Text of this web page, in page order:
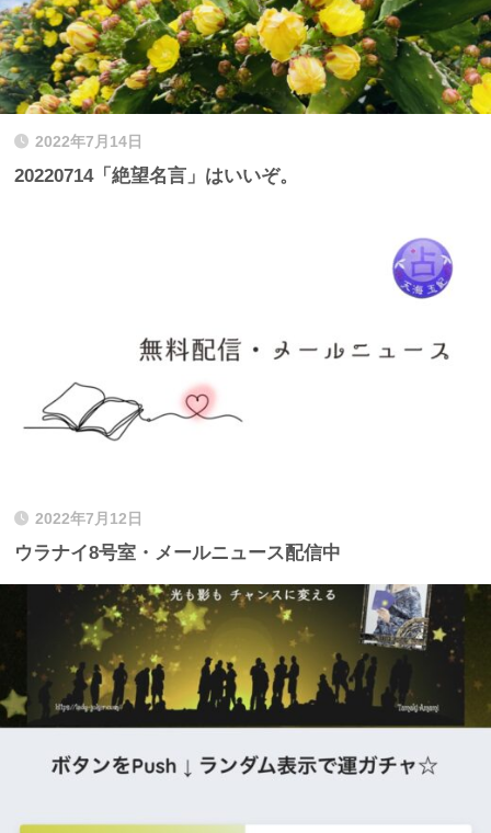
2022年7月14日
20220714「絶望名言」はいいぞ。
2022年7月12日
ウラナイ8号室・メールニュース配信中